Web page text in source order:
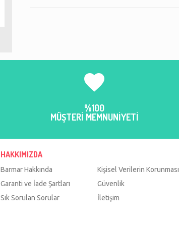
Daha ne olsun :) Çok ama çok
favorite
%100
MÜŞTERİ MEMNUNİYETİ
HAKKIMIZDA
Barmar Hakkında
Kişisel Verilerin Korunması
Garanti ve İade Şartları
Güvenlik
Sık Sorulan Sorular
İletişim